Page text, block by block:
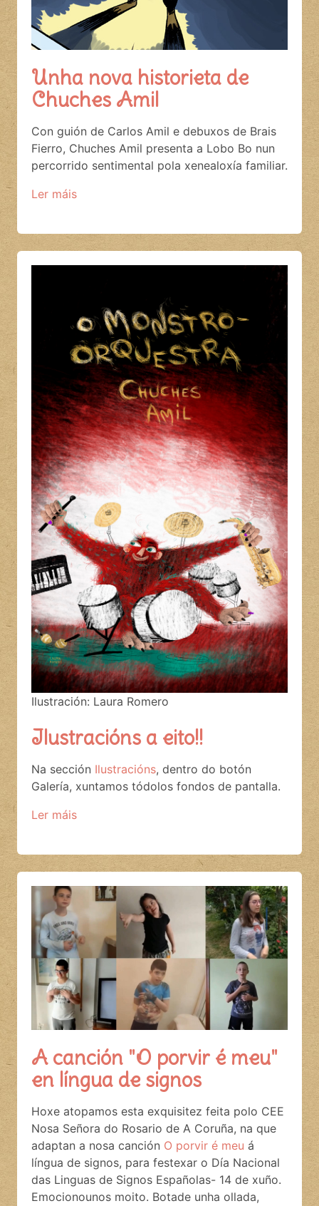
Unha nova historieta de
Chuches Amil
Con guión de Carlos Amil e debuxos de Brais
Fierro, Chuches Amil presenta a Lobo Bo nun
percorrido sentimental pola xenealoxía familiar.
Ler máis
Ilustración: Laura Romero
Ilustracións a eito!!
Na sección Ilustracións, dentro do botón
Galería, xuntamos tódolos fondos de pantalla.
Ler máis
A canción "O porvir é meu"
en língua de signos
Hoxe atopamos esta exquisitez feita polo CEE
Nosa Señora do Rosario de A Coruña, na que
adaptan a nosa canción O porvir é meu á
língua de signos, para festexar o Día Nacional
das Linguas de Signos Españolas- 14 de xuño.
Emocionounos moito. Botade unha ollada,